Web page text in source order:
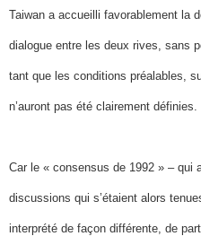
Taiwan a accueilli favorablement la
dialogue entre les deux rives, sans
tant que les conditions préalables,
n’auront pas été clairement définies.
Car le « consensus de 1992 » – qui
discussions qui s’étaient alors
interprété de façon différente, de